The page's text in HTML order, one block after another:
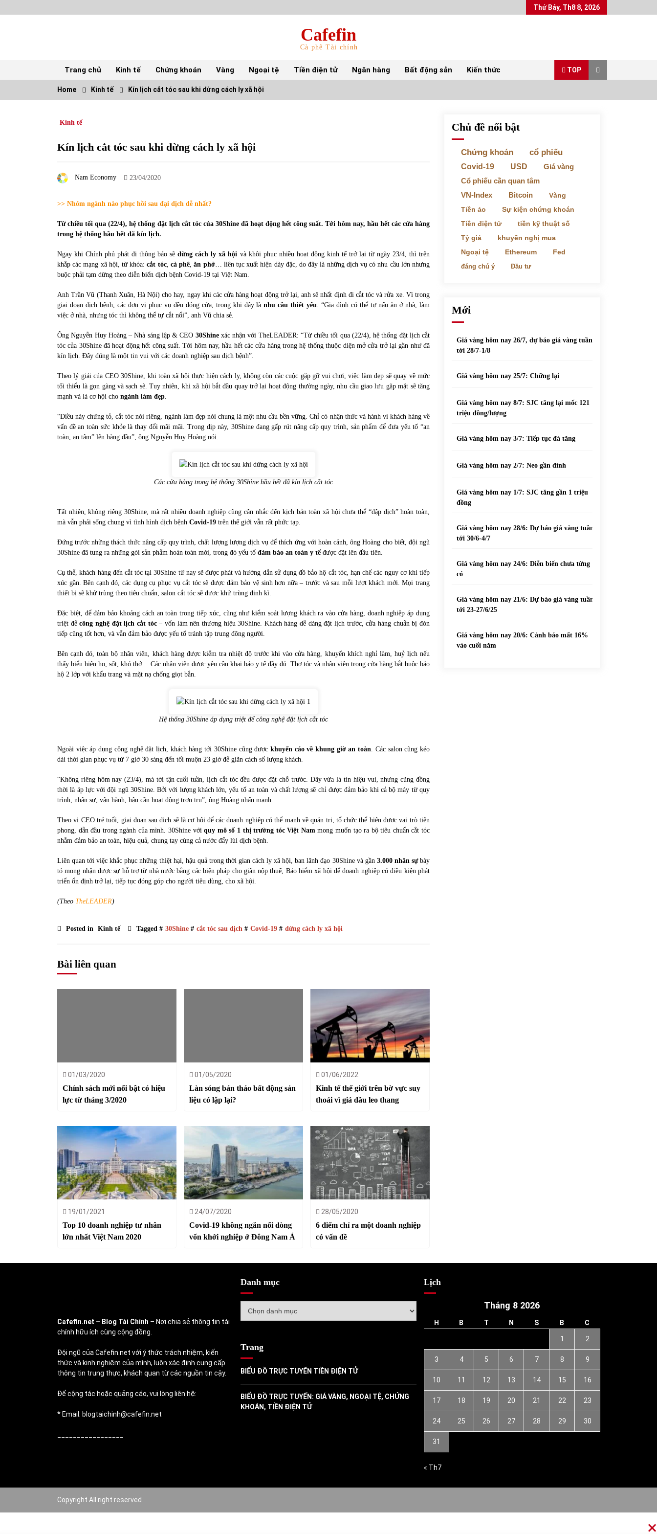
to
Thứ Bảy, Th8 8, 2026
Cafefin
Cà phê Tài chính
Trang chủ Kinh tế Chứng khoán Vàng Ngoại tệ Tiền điện tử Ngân hàng Bất động sản Kiến thức TOP
TOP
05/07/2022
Top 10 mặt hàng Việt Nam xuất khẩu nhiều
nhất tháng 5/2022
28,7 tỷ đồng
Bất ổn từ các cuộc đấu giá đất ở Thanh Hoá
31/05/2022
31/05/2022
của Vietcombank và Eximbank
Chứng khoán ngày 30/5/2022: Top 10 cổ
phiếu nổi bật
Phân tích giá tiền điện tử sau ngày thị
trường lập kỷ lục vốn hóa
09/11/2021
Chứng khoán ngày 12/10/2021: Top 10 cổ
phiếu nổi bật
13/10/2021
Home Kinh tế Kín lịch cắt tóc sau khi dừng cách ly xã hội
Kinh tế
Kín lịch cắt tóc sau khi dừng cách ly xã hội
Nam Economy 23/04/2020
>> Nhóm ngành nào phục hồi sau đại dịch dễ nhất?
Từ chiều tối qua (22/4), hệ thống đặt lịch cắt tóc của 30Shine đã hoạt động hết công suất. Tới hôm nay, hầu hết các cửa hàng
trong hệ thống hầu hết đã kín lịch.
Ngay khi Chính phủ phát đi thông báo sẽdừng cách ly xã hội và khôi phục nhiều hoạt động kinh tế trở lại từ ngày 23/4, thì trên
khắp các mạng xã hội, từ khóa:cắt tóc, cà phê,ăn phở… liên tục xuất hiện dày đặc, do đây là những dịch vụ có nhu cầu lớn nhưng
buộc phải tạm dừng theo diễn biến dịch bệnh Covid-19 tại Việt Nam.
Anh Trần Vũ (Thanh Xuân, Hà Nội) cho hay, ngay khi các cửa hàng hoạt động trở lại, anh sẽ nhất định đi cắt tóc và rửa xe. Vì trong
giai đoạn dịch bệnh, các đơn vị phục vụ đều đóng cửa, trong khi đây lànhu cầu thiết yếu. “Gia đình có thể tự nấu ăn ở nhà, làm
việc ở nhà, nhưng tóc thì không thể tự cắt nổi”, anh Vũ chia sẻ.
Ông Nguyễn Huy Hoàng – Nhà sáng lập & CEO 30Shinexác nhận với TheLEADER: “Từ chiều tối qua (22/4), hệ thống đặt lịch cắt
tóc của 30Shine đã hoạt động hết công suất. Tới hôm nay, hầu hết các cửa hàng trong hệ thống thuộc diện mở cửa trở lại gần như đã
kín lịch. Đây đúng là một tin vui với các doanh nghiệp sau dịch bệnh”.
Theo lý giải của CEO 30Shine, khi toàn xã hội thực hiện cách ly, không còn các cuộc gặp gỡ vui chơi, việc làm đẹp sẽ quay về mức
tối thiểu là gọn gàng và sạch sẽ. Tuy nhiên, khi xã hội bắt đầu quay trở lại hoạt động thường ngày, nhu cầu giao lưu gặp mặt sẽ tăng
mạnh và là cơ hội cho ngành làm đẹp.
“Điều này chứng tỏ, cắt tóc nói riêng, ngành làm đẹp nói chung là một nhu cầu bền vững. Chỉ có nhận thức và hành vi khách hàng về
vấn đề an toàn sức khỏe là thay đổi mãi mãi. Trong dịp này, 30Shine đang gấp rút nâng cấp quy trình, sản phẩm để đưa yếu tố “an
toàn, an tâm” lên hàng đầu”, ông Nguyễn Huy Hoàng nói.
Các cửa hàng trong hệ thống 30Shine hầu hết đã kín lịch cắt tóc
Tất nhiên, không riêng 30Shine, mà rất nhiều doanh nghiệp cũng cân nhắc đến kịch bản toàn xã hội chưa thể “dập dịch” hoàn toàn,
mà vẫn phải sống chung vì tình hình dịch bệnh Covid-19 trên thế giới vẫn rất phức tạp.
Đứng trước những thách thức nâng cấp quy trình, chất lượng lượng dịch vụ để thích ứng với hoàn cảnh, ông Hoàng cho biết, đội ngũ
30Shine đã tung ra những gói sản phẩm hoàn toàn mới, trong đó yếu tố đảm bảo an toàn y tế được đặt lên đầu tiên.
Cụ thể, khách hàng đến cắt tóc tại 30Shine từ nay sẽ được phát và hướng dẫn sử dụng đồ bảo hộ cắt tóc, hạn chế các nguy cơ khi tiếp
xúc gần. Bên cạnh đó, các dụng cụ phục vụ cắt tóc sẽ được đảm bảo vệ sinh hơn nữa – trước và sau mỗi lượt khách mới. Mọi trang
thiết bị sẽ khử trùng theo tiêu chuẩn, salon cắt tóc sẽ được khử trùng định kì.
Đặc biệt, để đảm bảo khoảng cách an toàn trong tiếp xúc, cũng như kiểm soát lượng khách ra vào cửa hàng, doanh nghiệp áp dụng
triệt đểcông nghệ đặt lịch cắt tóc– vốn làm nên thương hiệu 30Shine. Khách hàng dễ dàng đặt lịch trước, cửa hàng chuẩn bị đón
tiếp cũng tốt hơn, và vẫn đảm bảo được yếu tố tránh tập trung đông người.
Bên cạnh đó, toàn bộ nhân viên, khách hàng được kiểm tra nhiệt độ trước khi vào cửa hàng, khuyến khích nghỉ làm, huỷ lịch nếu
thấy biểu hiện ho, sốt, khó thở… Các nhân viên được yêu cầu khai báo y tế đầy đủ. Thợ tóc và nhân viên trong cửa hàng bắt buộc bảo
hộ 2 lớp với khẩu trang và mặt nạ chống giọt bắn.
Hệ thống 30Shine áp dụng triệt để công nghệ đặt lịch cắt tóc
Ngoài việc áp dụng công nghệ đặt lịch, khách hàng tới 30Shine cũng được khuyến cáo về khung giờ an toàn. Các salon cũng kéo
dài thời gian phục vụ từ 7 giờ 30 sáng đến tối muộn 23 giờ để giãn cách số lượng khách.
“Không riêng hôm nay (23/4), mà tới tận cuối tuần, lịch cắt tóc đều được đặt chỗ trước. Đây vừa là tín hiệu vui, nhưng cũng đồng
thời là áp lực với đội ngũ 30Shine. Bởi với lượng khách lớn, yếu tố an toàn và chất lượng sẽ chỉ được đảm bảo khi cả bộ máy từ quy
trình, nhân sự, vận hành, hậu cần hoạt động trơn tru”, ông Hoàng nhấn mạnh.
Theo vị CEO trẻ tuổi, giai đoạn sau dịch sẽ là cơ hội để các doanh nghiệp có thể mạnh về quản trị, tổ chức thể hiện được vai trò tiên
phong, dẫn đầu trong ngành của mình. 30Shine vớiquy mô số 1 thị trường tóc Việt Nammong muốn tạo ra bộ tiêu chuẩn cắt tóc
nhằm đảm bảo an toàn, hiệu quả, chung tay cùng cả nước đẩy lùi dịch bệnh.
Liên quan tới việc khắc phục những thiệt hại, hậu quả trong thời gian cách ly xã hội, ban lãnh đạo 30Shine và gần 3.000 nhân sựbày
tỏ mong nhận được sự hỗ trợ từ nhà nước bằng các biện pháp cho giãn nộp thuế, Bảo hiểm xã hội để doanh nghiệp có điều kiện phát
triển ổn định trở lại, tiếp tục đóng góp cho người tiêu dùng, cho xã hội.
(Theo TheLEADER)
Posted in Kinh tế Tagged # 30Shine # cắt tóc sau dịch # Covid-19 # dừng cách ly xã hội
Bài liên quan
01/03/2020
Chính sách mới nổi bật có hiệu
lực từ tháng 3/2020
01/05/2020
Làn sóng bán tháo bất động sản
liệu có lặp lại?
01/06/2022
Kinh tế thế giới trên bờ vực suy
thoái vì giá dầu leo thang
19/01/2021
Top 10 doanh nghiệp tư nhân
lớn nhất Việt Nam 2020
24/07/2020
Covid-19 không ngăn nổi dòng
vốn khởi nghiệp ở Đông Nam Á
28/05/2020
6 điểm chỉ ra một doanh nghiệp
có vấn đề
Chủ đề nổi bật
Chứng khoán cổ phiếu
Covid-19 USD
Giá vàng
Cổ phiếu cần quan tâm
VN-Index Bitcoin
Vàng
Tiền ảo
Sự kiện chứng khoán
Tiền điện tử
tiền kỹ thuật số
Tỷ giá
khuyến nghị mua
Ngoại tệ
Ethereum
Fed
đáng chú ý
Đầu tư
Mới
Giá vàng hôm nay 26/7, dự báo giá vàng tuần
tới 28/7-1/8
Giá vàng hôm nay 25/7: Chững lại
Giá vàng hôm nay 8/7: SJC tăng lại mốc 121
triệu đồng/lượng
Giá vàng hôm nay 3/7: Tiếp tục đà tăng
Giá vàng hôm nay 2/7: Neo gần đỉnh
Giá vàng hôm nay 1/7: SJC tăng gần 1 triệu
đồng
Giá vàng hôm nay 28/6: Dự báo giá vàng tuần
tới 30/6-4/7
Giá vàng hôm nay 24/6: Diễn biến chưa từng
có
Giá vàng hôm nay 21/6: Dự báo giá vàng tuần
tới 23-27/6/25
Giá vàng hôm nay 20/6: Cảnh báo mất 16%
vào cuối năm
Cafefin.net – Blog Tài Chính – Nơi chia sẻ thông tin tài
chính hữu ích cùng cộng đồng.
Đội ngũ của Cafefin.net với ý thức trách nhiệm, kiến
thức và kinh nghiệm của mình, luôn xác định cung cấp
thông tin trung thực, khách quan từ các nguồn tin cậy.
Để cộng tác hoặc quảng cáo, vui lòng liên hệ:
* Email: blogtaichinh@cafefin.net
Danh mục
mục
Trang
BIỂU ĐỒ TRỰC TUYẾN TIỀN ĐIỆN TỬ
BIỂU ĐỒ TRỰC TUYẾN: GIÁ VÀNG, NGOẠI TỆ, CHỨNG
KHOÁN, TIỀN ĐIỆN TỬ
Lịch
Tháng 8 2026
H B T N S B C
1 2
3 4 5 6 7 8 9
10 11 12 13 14 15 16
17 18 19 20 21 22 23
24 25 26 27 28 29 30
31
« Th7
Copyright All right reserved